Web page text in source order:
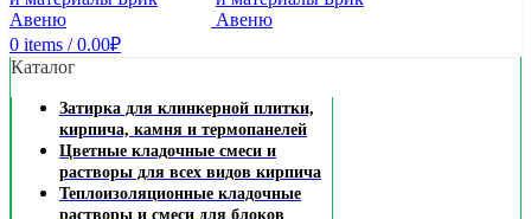
0 items / 0.00₽
Каталог
Затирка для клинкерной плитки,
кирпича, камня и термопанелей
Цветные кладочные смеси и
растворы для всех видов кирпича
Теплоизоляционные кладочные
растворы и смеси для блоков